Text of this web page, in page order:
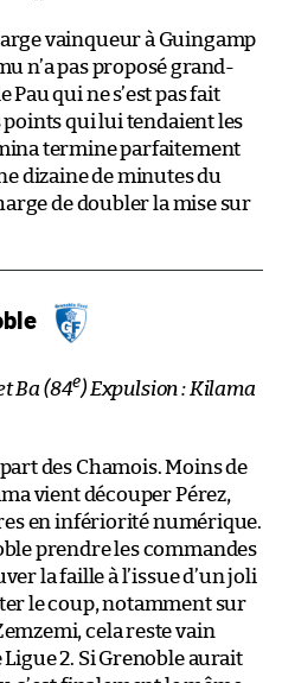
vainqueur à Guingamp
n’a pas proposé grand-
Pau qui ne s’est pas fait
qui lui tendaient les
termine parfaitement
dizaine de minutes du
de doubler la mise sur
Ba (84e) Expulsion : Kilama
des Chamois. Moins de
vient découper Pérez,
en infériorité numérique.
prendre les commandes
la faille à l’issue d’un joli
le coup, notamment sur
cela reste vain
2. Si Grenoble aurait